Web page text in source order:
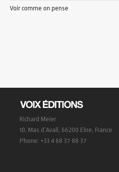
Voir comme on pense
Richard Meier
10, Mas d’Avall, 66200 Elne, France
Phone: +33 4 68 37 88 37